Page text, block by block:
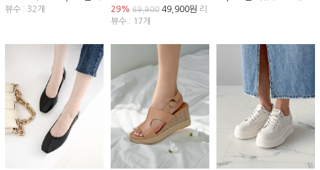
뷰수 : 32개
29% 69,90049,900원 리
뷰수 : 17개